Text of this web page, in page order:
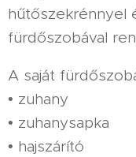
hűtőszekrénnyel
fürdőszobával
A saját
• zuhany
• zuhanysapka
• hajszárító